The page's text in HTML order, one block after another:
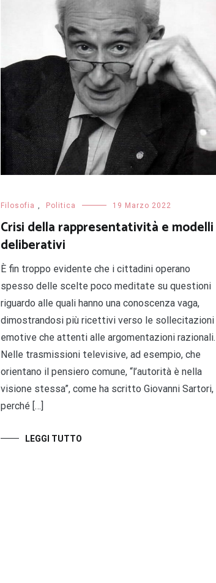
Filosofia , Politica 19 Marzo 2022
Crisi della rappresentatività e modelli
deliberativi
È fin troppo evidente che i cittadini operano
spesso delle scelte poco meditate su questioni
riguardo alle quali hanno una conoscenza vaga,
dimostrandosi più ricettivi verso le sollecitazioni
emotive che attenti alle argomentazioni razionali.
Nelle trasmissioni televisive, ad esempio, che
orientano il pensiero comune, “l’autorità è nella
visione stessa”, come ha scritto Giovanni Sartori,
perché […]
LEGGI TUTTO